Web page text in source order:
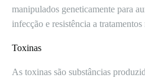
manipulados geneticamente para
infecção e resistência a tratamentos
Toxinas
As toxinas são substâncias